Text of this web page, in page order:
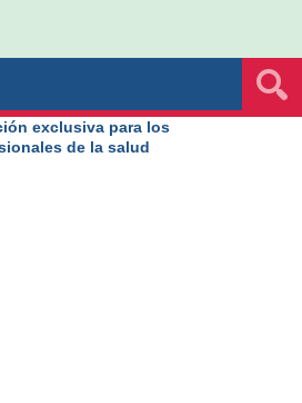
exclusiva para los
de la salud